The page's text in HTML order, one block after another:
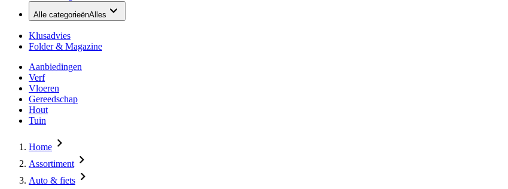
Alle categorieënAlles
Klusadvies
Folder & Magazine
Aanbiedingen
Verf
Vloeren
Gereedschap
Hout
Tuin
Home
Assortiment
Auto & fiets